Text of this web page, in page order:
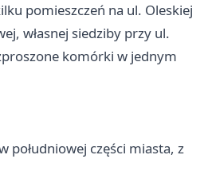
pomieszczeń na ul. Oleskiej
własnej siedziby przy ul.
komórki w jednym
południowej części miasta, z